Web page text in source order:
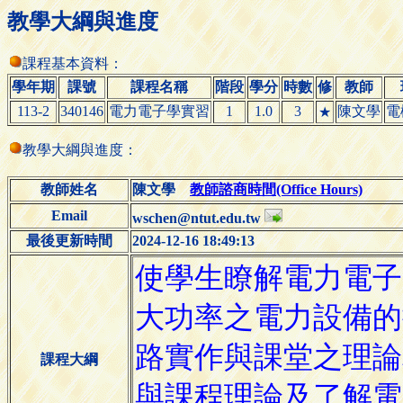
教學大綱與進度
課程基本資料：
學年期
課號 課程名稱 階段 學分 時數 修 教師
113-2
340146 電力電子學實習 1 1.0 3 ★ 陳文學
教學大綱與進度：
教師姓名 陳文學教師諮商時間(Office Hours)
Email
wschen@ntut.edu.tw
最後更新時間
2024-12-16 18:49:13
課程大綱